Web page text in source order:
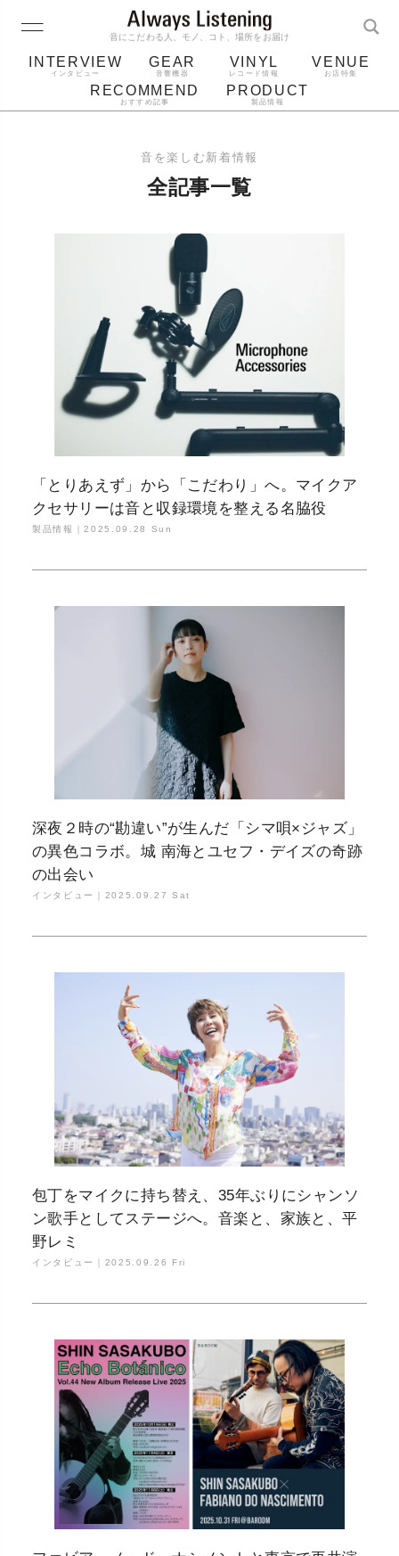
音にこだわる人、モノ、コト、場所をお届け
INTERVIEW
インタビュー
GEAR
音響機器
VINYL
レコード情報
VENUE
お店特集
RECOMMEND
おすすめ記事
PRODUCT
製品情報
ジャケット bluetooth
レコード針
音を楽しむ新着情報
全記事一覧
「とりあえず」から「こだわり」へ。マイクア
クセサリーは音と収録環境を整える名脇役
製品情報｜2025.09.28 Sun
深夜２時の“勘違い”が生んだ「シマ唄×ジャズ」
の異色コラボ。城 南海とユセフ・デイズの奇跡
の出会い
インタビュー｜ 2025.09.27 Sat
包丁をマイクに持ち替え、35年ぶりにシャンソ
ン歌手としてステージへ。音楽と、家族と、平
野レミ
インタビュー｜ 2025.09.26 Fri